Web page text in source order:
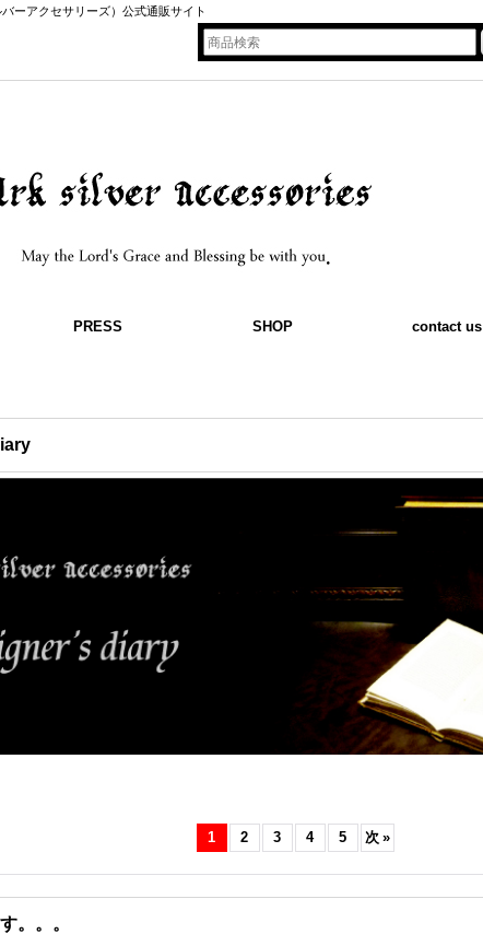
ーアクセサリーズ）公式通販サイト
PRESS SHOP contact us
1 2 3 4 5 次 »
。。。